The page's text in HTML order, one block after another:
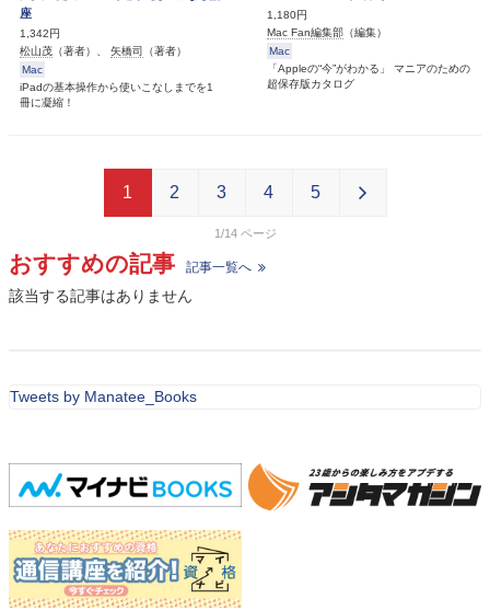
座
1,342円
松山茂 （著者）、 矢橋司
（著者）
Mac
iPadの基本操作から使いこなしまでを1
冊に凝縮！
1,180円
Mac Fan編集部 （編集）
Mac
「Appleの“今”がわかる」 マニアのための
超保存版カタログ
1/14
1 2 3 4 5
おすすめの記事 記事一覧へ
該当する記事はありません
Tweets by Manatee_Books